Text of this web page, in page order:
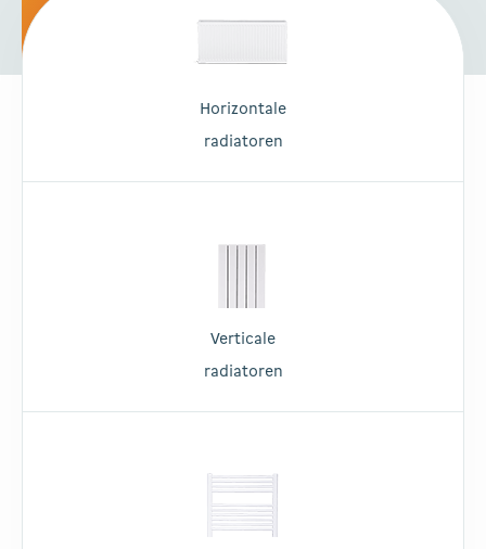
Horizontale
radiatoren
Verticale
radiatoren